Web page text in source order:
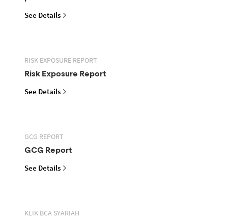
See Details
RISK EXPOSURE REPORT
Risk Exposure Report
See Details
GCG REPORT
GCG Report
See Details
KLIK BCA SYARIAH